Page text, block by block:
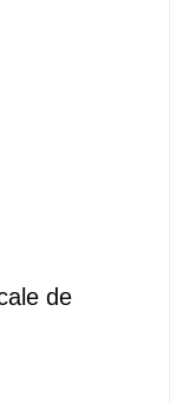
de